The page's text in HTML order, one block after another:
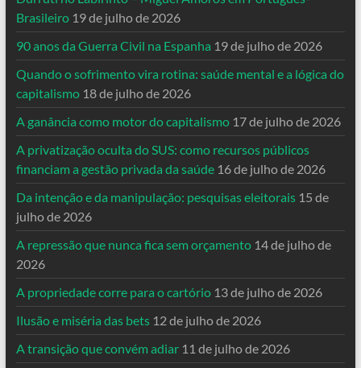
Brasileiro 19 de julho de 2026
90 anos da Guerra Civil na Espanha 19 de julho de 2026
Quando o sofrimento vira rotina: saúde mental e a lógica do
capitalismo 18 de julho de 2026
A ganância como motor do capitalismo 17 de julho de 2026
A privatização oculta do SUS: como recursos públicos
financiam a gestão privada da saúde 16 de julho de 2026
Da intenção e da manipulação: pesquisas eleitorais 15 de
julho de 2026
A repressão que nunca fica sem orçamento 14 de julho de
2026
A propriedade corre para o cartório 13 de julho de 2026
Ilusão e miséria das bets 12 de julho de 2026
A transição que convém adiar 11 de julho de 2026